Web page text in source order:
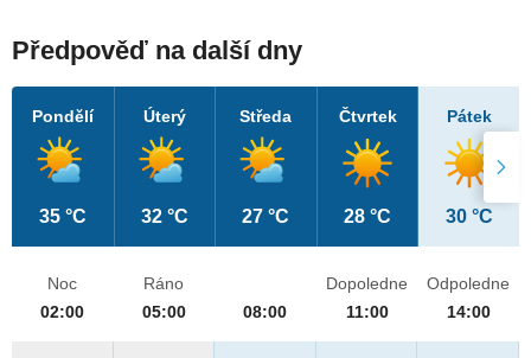
Předpověď na další dny
Pondělí
35 °C
Úterý
32 °C
Středa
27 °C
Čtvrtek
28 °C
Pátek
30 °C
Noc
02:00
Ráno
05:00
08:00
Dopoledne
11:00
Odpoledne
14:00